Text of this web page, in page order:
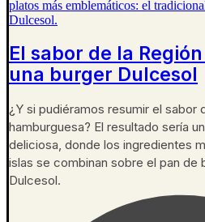
El sabor de la
una burger Dulcesol
¿Y si pudiéramos resumir el sabor
hamburguesa? El resultado sería
deliciosa, donde los ingredientes
islas se combinan sobre el pan de
Dulcesol.